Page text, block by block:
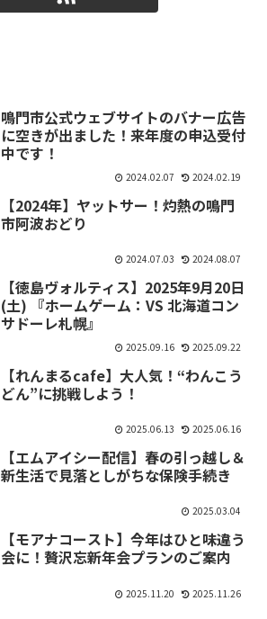
鳴門市公式ウェブサイトのバナー広告
に空きが出ました！来年度の申込受付
中です！
2024.02.07 2024.02.19
【2024年】ヤットサー！灼熱の鳴門
市阿波おどり
2024.07.03 2024.08.07
【徳島ヴォルティス】2025年9月20日
(土) 『ホームゲーム：VS 北海道コン
サドーレ札幌』
2025.09.16 2025.09.22
【れんまるcafe】大人気！“わんこう
どん”に挑戦しよう！
2025.06.13 2025.06.16
【エムアイシー配信】春の引っ越し＆
新生活で見落としがちな保険手続き
2025.03.04
【モアナコースト】今年はひと味違う
会に！贅沢忘新年会プランのご案内
2025.11.20 2025.11.26